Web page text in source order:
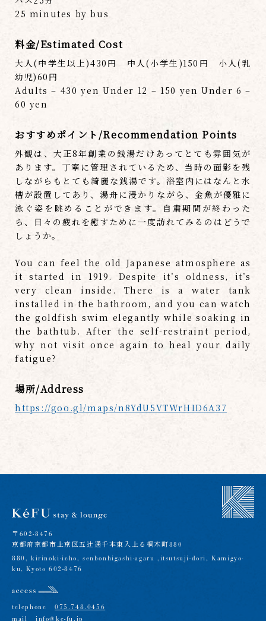
25 minutes by bus
料金/Estimated Cost
大人(中学生以上)430円 中人(小学生)150円 小人(乳
幼児)60円
Adults – 430 yen Under 12 – 150 yen Under 6 –
60 yen
おすすめポイント/Recommendation Points
外観は、大正8年創業の銭湯だけあってとても雰囲気が
あります。丁寧に管理されているため、当時の面影を残
しながらもとても綺麗な銭湯です。浴室内にはなんと水
槽が設置してあり、湯舟に浸かりながら、金魚が優雅に
泳ぐ姿を眺めることができます。自粛期間が終わった
ら、日々の疲れを癒すために一度訪れてみるのはどうで
しょうか。
You can feel the old Japanese atmosphere as
it started in 1919. Despite it’s oldness, it’s
very clean inside. There is a water tank
installed in the bathroom, and you can watch
the goldfish swim elegantly while soaking in
the bathtub. After the self-restraint period,
why not visit once again to heal your daily
fatigue?
場所/Address
https://goo.gl/maps/n8YdU5VTWrH1D6A37
〒602-8476
京都府京都市上京区五辻通千本東入上る桐木町880
880, kirinoki-icho, senbonhigashi-agaru ,itsutsuji-dori, Kamigyo-
ku, Kyoto 602-8476
telephone 075.748.0456
mail info@ke-fu.jp